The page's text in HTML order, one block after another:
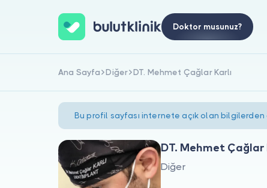
Doktor musunuz?
Ana Sayfa Diğer DT. Mehmet Çağlar Karlı
Bu profil sayfası internete açık olan
DT. Mehmet Çağlar
Diğer